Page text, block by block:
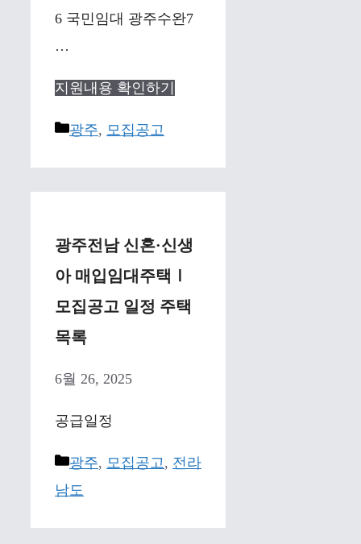
6 국민임대 광주수완7
…
지원내용 확인하기
Categories
광주, 모집공고
광주전남 신혼·신생
아 매입임대주택Ⅰ
모집공고 일정 주택
목록
6월 26, 2025
공급일정
Categories
광주, 모집공고, 전라
남도